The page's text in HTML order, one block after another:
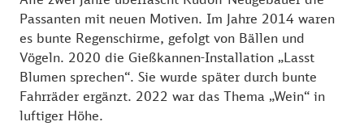
Passanten mit neuen Motiven. Im Jahre 2014 waren
es bunte Regenschirme, gefolgt von Bällen und
Vögeln. 2020 die Gießkannen-Installation „Lasst
Blumen sprechen“. Sie wurde später durch bunte
Fahrräder ergänzt. 2022 war das Thema „Wein“ in
luftiger Höhe.